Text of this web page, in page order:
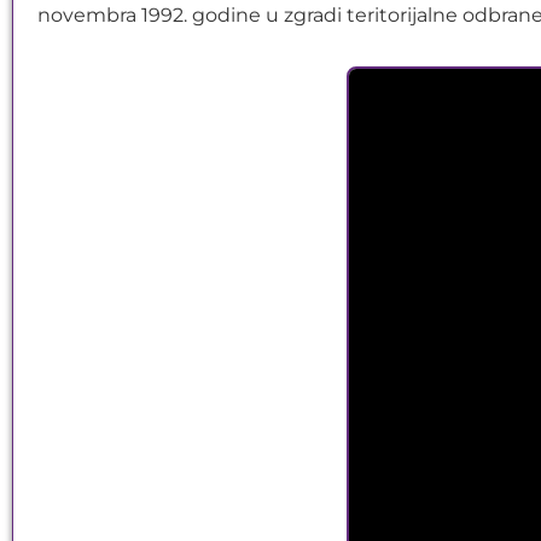
novembra 1992. godine u zgradi teritorijalne